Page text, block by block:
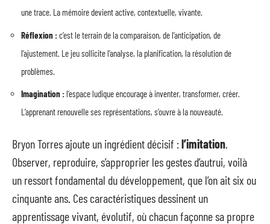
une trace. La mémoire devient active, contextuelle, vivante.
Réflexion :c’est le terrain de la comparaison, de l’anticipation, de
l’ajustement. Le jeu sollicite l’analyse, la planification, la résolution de
problèmes.
Imagination :l’espace ludique encourage à inventer, transformer, créer.
L’apprenant renouvelle ses représentations, s’ouvre à la nouveauté.
Bryon Torres ajoute un ingrédient décisif :l’imitation
Observer, reproduire, s’approprier les gestes d’autrui, voilà
un ressort fondamental du développement, que l’on ait six ou
cinquante ans. Ces caractéristiques dessinent un
apprentissage vivant, évolutif, où chacun façonne sa propre